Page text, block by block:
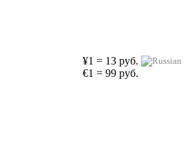
¥1 = 13 руб.
€1 = 99 руб.